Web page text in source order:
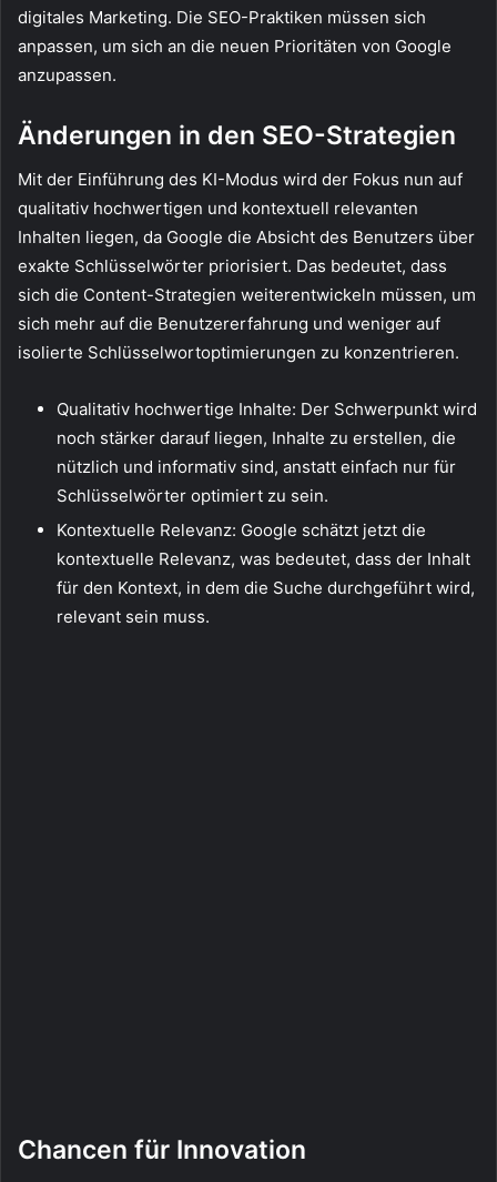
digitales Marketing. Die SEO-Praktiken müssen sich
anpassen, um sich an die neuen Prioritäten von Google
anzupassen.
Änderungen in den SEO-Strategien
Mit der Einführung des KI-Modus wird der Fokus nun auf
qualitativ hochwertigen und kontextuell relevanten
Inhalten liegen, da Google die Absicht des Benutzers über
exakte Schlüsselwörter priorisiert. Das bedeutet, dass
sich die Content-Strategien weiterentwickeln müssen, um
sich mehr auf die Benutzererfahrung und weniger auf
isolierte Schlüsselwortoptimierungen zu konzentrieren.
Qualitativ hochwertige Inhalte: Der Schwerpunkt wird
noch stärker darauf liegen, Inhalte zu erstellen, die
nützlich und informativ sind, anstatt einfach nur für
Schlüsselwörter optimiert zu sein.
Kontextuelle Relevanz: Google schätzt jetzt die
kontextuelle Relevanz, was bedeutet, dass der Inhalt
für den Kontext, in dem die Suche durchgeführt wird,
relevant sein muss.
Chancen für Innovation